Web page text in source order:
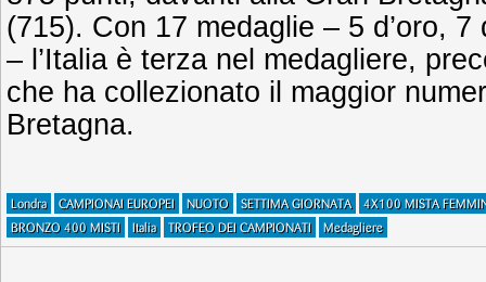
(715). Con 17 medaglie – 5 d’oro, 7
– l’Italia è terza nel medagliere,
che ha collezionato il maggior
Bretagna.
Londra CAMPIONAI EUROPEI NUOTO SETTIMA GIORNATA
4X100 MISTA
BRONZO 400 MISTI
Italia TROFEO DEI CAMPIONATI Medagliere